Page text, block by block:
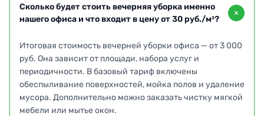
Сколько будет стоить вечерняя уборка именно
нашего офиса и что входит в цену от 30 руб./м²?
Итоговая стоимость вечерней уборки офиса — от 3 000
руб. Она зависит от площади, набора услуг и
периодичности. В базовый тариф включены
обеспыливание поверхностей, мойка полов и удаление
мусора. Дополнительно можно заказать чистку мягкой
мебели или мытье окон.